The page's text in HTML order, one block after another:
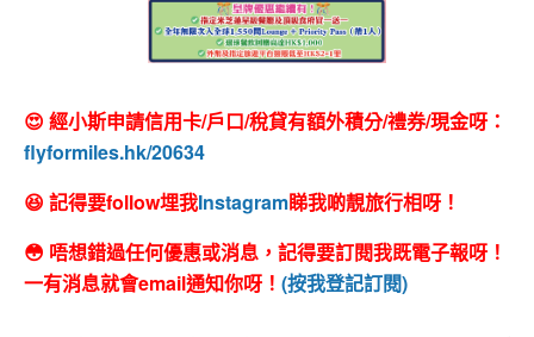
😍 經小斯申請信用卡/戶口/稅貸有額外積分/禮券/現金呀：
flyformiles.hk/20634
😆 記得要follow埋我Instagram睇我啲靚旅行相呀！
😳 唔想錯過任何優惠或消息，記得要訂閱我既電子報呀！
一有消息就會email通知你呀！ (按我登記訂閱)